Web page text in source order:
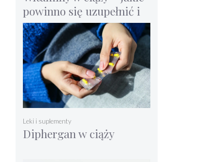
powinno się uzupełnić i
suplementować?
Diphergan w ciąży
Leki i suplementy